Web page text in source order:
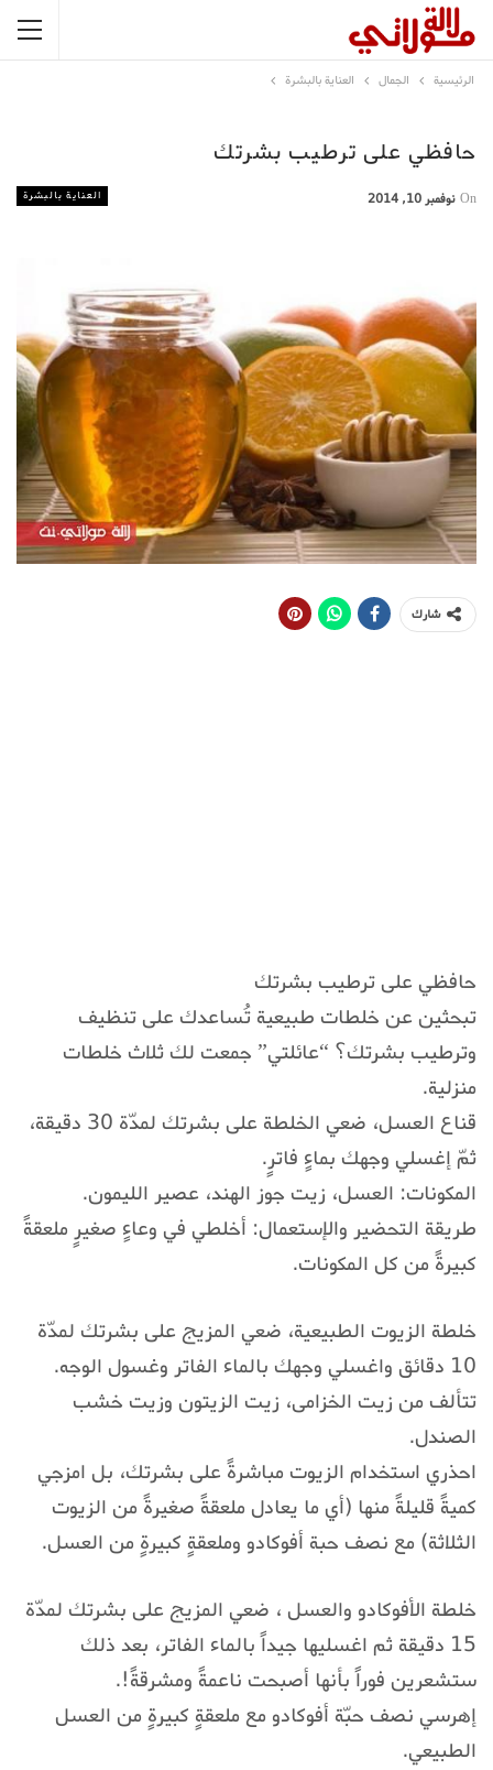
الرئيسية الجمال العناية بالبشرة
حافظي على ترطيب بشرتك
العناية بالبشرة On نوفمبر 10, 2014
شارك
حافظي على ترطيب بشرتك
تبحثين عن خلطات طبيعية تُساعدك على تنظيف
وترطيب بشرتك؟ “عائلتي” جمعت لك ثلاث خلطات
منزلية.
قناع العسل، ضعي الخلطة على بشرتك لمدّة 30 دقيقة،
ثمّ إغسلي وجهك بماءٍ فاترٍ.
المكونات: العسل، زيت جوز الهند، عصير الليمون.
طريقة التحضير والإستعمال: أخلطي في وعاءٍ صغيرٍ ملعقةً
كبيرةً من كل المكونات.
خلطة الزيوت الطبيعية، ضعي المزيج على بشرتك لمدّة
10 دقائق واغسلي وجهك بالماء الفاتر وغسول الوجه.
تتألف من زيت الخزامى، زيت الزيتون وزيت خشب
الصندل.
احذري استخدام الزيوت مباشرةً على بشرتك، بل امزجي
كميةً قليلةً منها (أي ما يعادل ملعقةً صغيرةً من الزيوت
الثلاثة) مع نصف حبة أفوكادو وملعقةٍ كبيرةٍ من العسل.
خلطة الأفوكادو والعسل ، ضعي المزيج على بشرتك لمدّة
15 دقيقة ثم اغسليها جيداً بالماء الفاتر، بعد ذلك
ستشعرين فوراً بأنها أصبحت ناعمةً ومشرقةً!.
إهرسي نصف حبّة أفوكادو مع ملعقةٍ كبيرةٍ من العسل
الطبيعي.